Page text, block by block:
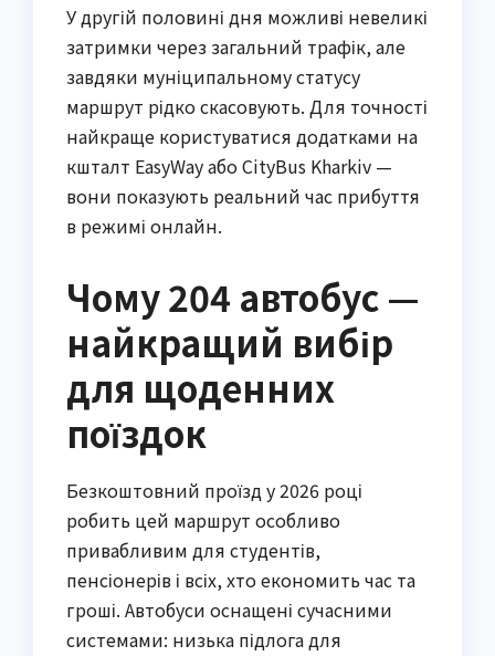
У другій половині дня можливі невеликі
затримки через загальний трафік, але
завдяки муніципальному статусу
маршрут рідко скасовують. Для точності
найкраще користуватися додатками на
кшталт EasyWay або CityBus Kharkiv —
вони показують реальний час прибуття
в режимі онлайн.
Чому 204 автобус —
найкращий вибір
для щоденних
поїздок
Безкоштовний проїзд у 2026 році
робить цей маршрут особливо
привабливим для студентів,
пенсіонерів і всіх, хто економить час та
гроші. Автобуси оснащені сучасними
системами: низька підлога для